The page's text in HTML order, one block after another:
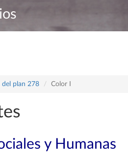
del plan 278 Color I
y Humanas